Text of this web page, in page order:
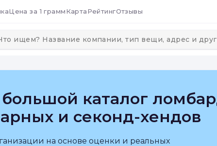
Цена за 1 граммКартаРейтингОтзывы
каталог
и секонд-хендов
на основе оценки и реальных